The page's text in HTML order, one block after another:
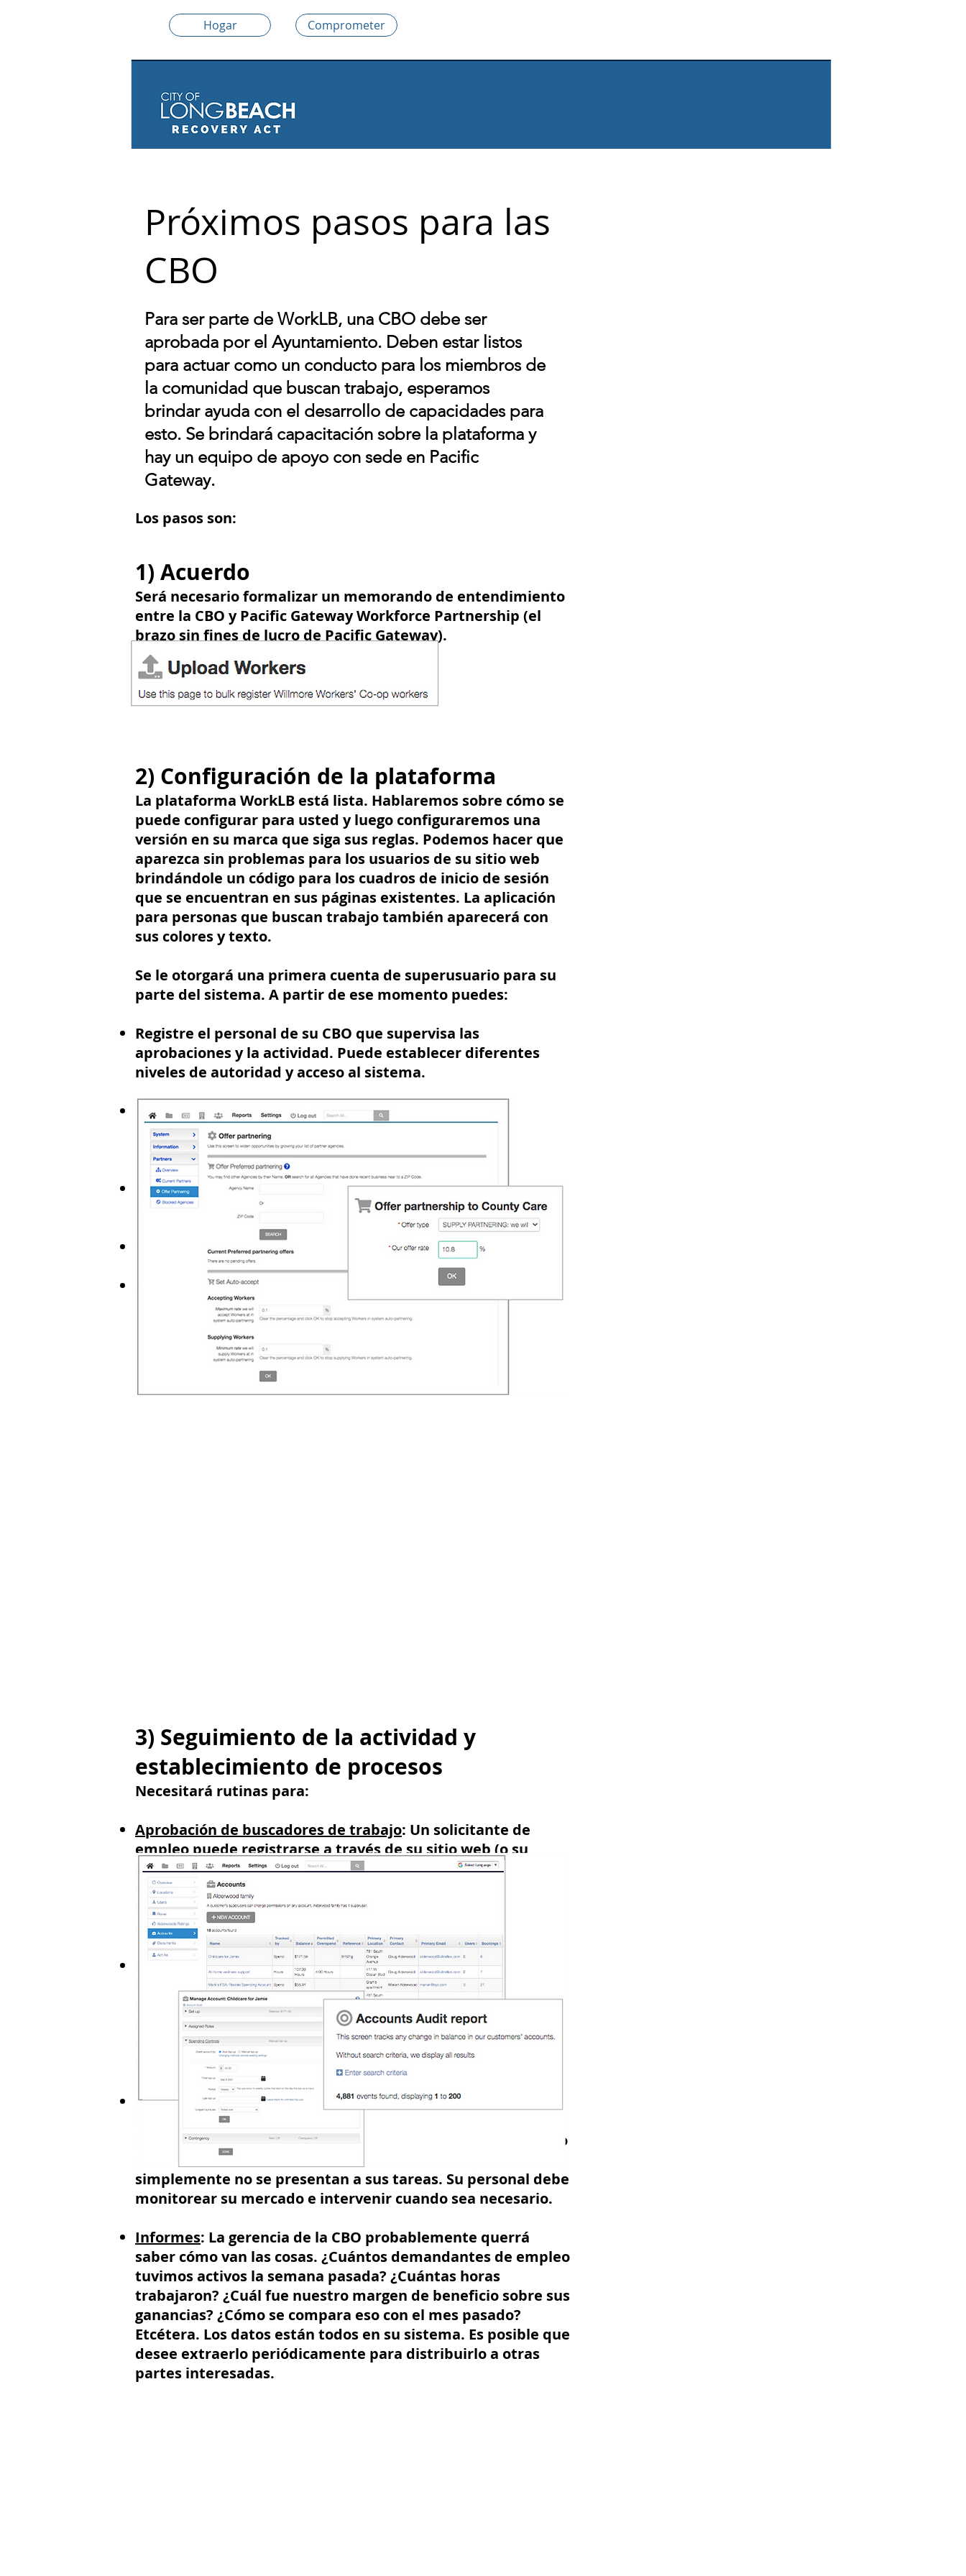
Hogar Comprometer
Próximos pasos para las
CBO
Para ser parte de WorkLB, una CBO debe ser
aprobada por el Ayuntamiento. Deben estar listos
para actuar como un conducto para los miembros de
la comunidad que buscan trabajo, esperamos
brindar ayuda con el desarrollo de capacidades para
esto. Se brindará capacitación sobre la plataforma y
hay un equipo de apoyo con sede en Pacific
Gateway.
Los pasos son:
1) Acuerdo
Será necesario formalizar un memorando de entendimiento
entre la CBO y Pacific Gateway Workforce Partnership (el
brazo sin fines de lucro de Pacific Gateway).
2) Configuración de la plataforma
La plataforma WorkLB está lista. Hablaremos sobre cómo se
puede configurar para usted y luego configuraremos una
versión en su marca que siga sus reglas. Podemos hacer que
aparezca sin problemas para los usuarios de su sitio web
brindándole un código para los cuadros de inicio de sesión
que se encuentran en sus páginas existentes. La aplicación
para personas que buscan trabajo también aparecerá con
sus colores y texto.
Se le otorgará una primera cuenta de superusuario para su
parte del sistema. A partir de ese momento puedes:
Registre el personal de su CBO que supervisa las
aprobaciones y la actividad. Puede establecer diferentes
niveles de autoridad y acceso al sistema.
Registra una infinidad de demandantes de empleo y
clientes. (Hay herramientas para cargar sus registros
existentes).
Realice reservas en nombre de sus clientes o permítales que
lo hagan por sí mismos.
Vea informes detallados sobre la actividad de sus usuarios.
Asóciese con otras CBO para ampliar las oportunidades.
3) Seguimiento de la actividad y
establecimiento de procesos
Necesitará rutinas para:
Aprobación de buscadores de trabajo: Un solicitante de
empleo puede registrarse a través de su sitio web (o su
personal puede hacerlo por él). Pero no se les ofrecerá
ningún trabajo hasta que los haya aprobado para trabajar
bajo su marca. Para eso, sus credenciales reclamadas
deberán ser examinadas por el personal.
Nómina/Facturación:Será necesario establecer un ciclo de
facturación para el Ayuntamiento y otros clientes. La
mayoría de las operaciones de personal ejecutan la nómina
de la última semana todos los martes, lo que implica
exportar los datos de WorkLB y transferirlos a un proveedor
de nómina.
Supervisar las primeras operaciones: En los primeros días,
los usuarios no estarán familiarizados con el sistema. Es
posible que los solicitantes de empleo aún no aprecien cómo
el sistema los recompensa por su confiabilidad y
simplemente no se presentan a sus tareas. Su personal debe
monitorear su mercado e intervenir cuando sea necesario.
Informes: La gerencia de la CBO probablemente querrá
saber cómo van las cosas. ¿Cuántos demandantes de empleo
tuvimos activos la semana pasada? ¿Cuántas horas
trabajaron? ¿Cuál fue nuestro margen de beneficio sobre sus
ganancias? ¿Cómo se compara eso con el mes pasado?
Etcétera. Los datos están todos en su sistema. Es posible que
desee extraerlo periódicamente para distribuirlo a otras
partes interesadas.